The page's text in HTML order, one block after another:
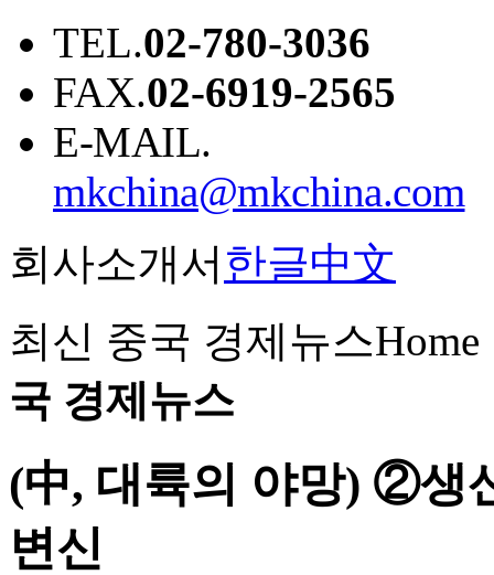
TEL.02-780-3036
FAX.02-6919-2565
E-MAIL.
mkchina@mkchina.com
회사소개서 한글中文
최신 중국 경제뉴스
국 경제뉴스
(中, 대륙의 야망) ②생
변신